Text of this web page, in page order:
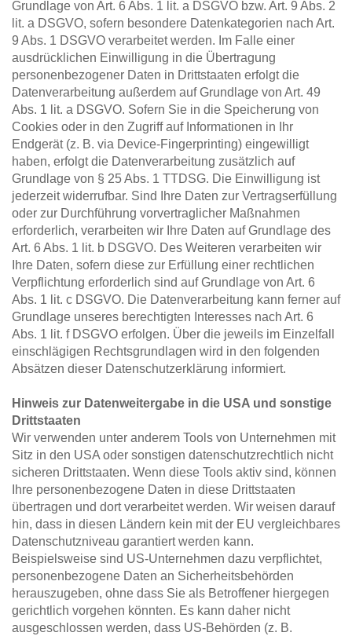
Grundlage von Art. 6 Abs. 1 lit. a DSGVO bzw. Art. 9 Abs. 2
lit. a DSGVO, sofern besondere Datenkategorien nach Art.
9 Abs. 1 DSGVO verarbeitet werden. Im Falle einer
ausdrücklichen Einwilligung in die Übertragung
personenbezogener Daten in Drittstaaten erfolgt die
Datenverarbeitung außerdem auf Grundlage von Art. 49
Abs. 1 lit. a DSGVO. Sofern Sie in die Speicherung von
Cookies oder in den Zugriff auf Informationen in Ihr
Endgerät (z. B. via Device-Fingerprinting) eingewilligt
haben, erfolgt die Datenverarbeitung zusätzlich auf
Grundlage von § 25 Abs. 1 TTDSG. Die Einwilligung ist
jederzeit widerrufbar. Sind Ihre Daten zur Vertragserfüllung
oder zur Durchführung vorvertraglicher Maßnahmen
erforderlich, verarbeiten wir Ihre Daten auf Grundlage des
Art. 6 Abs. 1 lit. b DSGVO. Des Weiteren verarbeiten wir
Ihre Daten, sofern diese zur Erfüllung einer rechtlichen
Verpflichtung erforderlich sind auf Grundlage von Art. 6
Abs. 1 lit. c DSGVO. Die Datenverarbeitung kann ferner auf
Grundlage unseres berechtigten Interesses nach Art. 6
Abs. 1 lit. f DSGVO erfolgen. Über die jeweils im Einzelfall
einschlägigen Rechtsgrundlagen wird in den folgenden
Absätzen dieser Datenschutzerklärung informiert.
Hinweis zur Datenweitergabe in die USA und sonstige
Drittstaaten
Wir verwenden unter anderem Tools von Unternehmen mit
Sitz in den USA oder sonstigen datenschutzrechtlich nicht
sicheren Drittstaaten. Wenn diese Tools aktiv sind, können
Ihre personenbezogene Daten in diese Drittstaaten
übertragen und dort verarbeitet werden. Wir weisen darauf
hin, dass in diesen Ländern kein mit der EU vergleichbares
Datenschutzniveau garantiert werden kann.
Beispielsweise sind US-Unternehmen dazu verpflichtet,
personenbezogene Daten an Sicherheitsbehörden
herauszugeben, ohne dass Sie als Betroffener hiergegen
gerichtlich vorgehen könnten. Es kann daher nicht
ausgeschlossen werden, dass US-Behörden (z. B.